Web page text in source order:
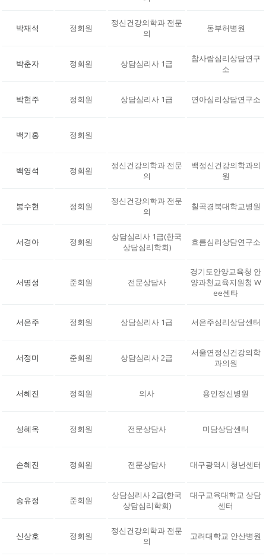
박재석 정회원
정신건강의학과 전문
의
동부허병원
박춘자 정회원 상담심리사 1급
참사람심리상담연구
소
박현주 정회원 상담심리사 1급 연아심리상담연구소
백기홍 정회원
백영석 정회원
정신건강의학과 전문
의
백정신건강의학과의
원
봉수현 정회원
정신건강의학과 전문
의
칠곡경북대학교병원
서경아 정회원
상담심리사 1급(한국
상담심리학회)
흐름심리상담연구소
서명성 준회원 전문상담사
경기도안양교육청 안
양과천교육지원청 W
ee센타
서은주 정회원 상담심리사 1급 서은주심리상담센터
서정미 준회원 상담심리사 2급
서울연정신건강의학
과의원
서혜진 정회원 의사 용인정신병원
성혜옥 정회원 전문상담사 미담상담센터
손혜진 정회원 전문상담사 대구광역시 청년센터
송유정 준회원
상담심리사 2급(한국
상담심리학회)
대구교육대학교 상담
센터
신상호 정회원
정신건강의학과 전문
의
고려대학교 안산병원